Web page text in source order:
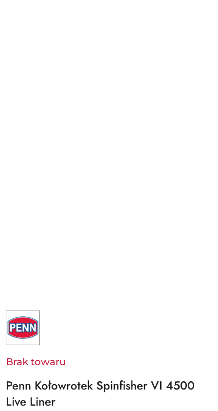
NAZWA
PRODUCENTA:
PENN
-
PURE
FISHING
SAS
Brak towaru
Penn Kołowrotek Spinfisher VI 4500
Live Liner